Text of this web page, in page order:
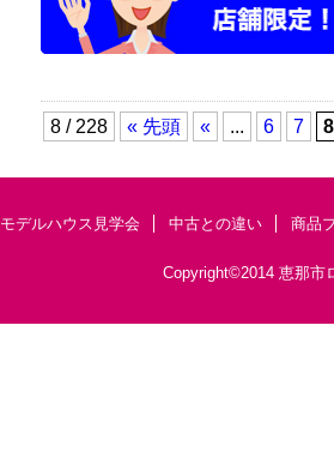
8 / 228 « 先頭 « ... 6 7 8
モデルハウス見学会 中古との違い 商品
Copyright©2014 恵那市